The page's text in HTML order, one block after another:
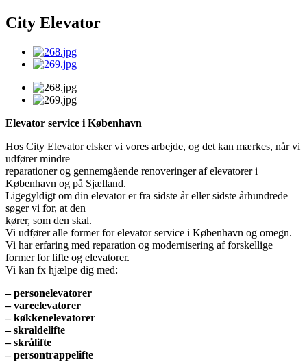
City Elevator
Elevator service i København
Hos City Elevator elsker vi vores arbejde, og det kan mærkes, når vi
udfører mindre
reparationer og gennemgående renoveringer af elevatorer i
København og på Sjælland.
Ligegyldigt om din elevator er fra sidste år eller sidste århundrede
søger vi for, at den
kører, som den skal.
Vi udfører alle former for elevator service i København og omegn.
Vi har erfaring med reparation og modernisering af forskellige
former for lifte og elevatorer.
Vi kan fx hjælpe dig med:
– personelevatorer
– vareelevatorer
– køkkenelevatorer
– skraldelifte
– skrålifte
– persontrappelifte